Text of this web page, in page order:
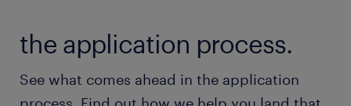
設計と、市販品（COTS）の活用のバランスを適
コミュニケーション: 日本語または英語のいずれ
the application process.
See what comes ahead in the application